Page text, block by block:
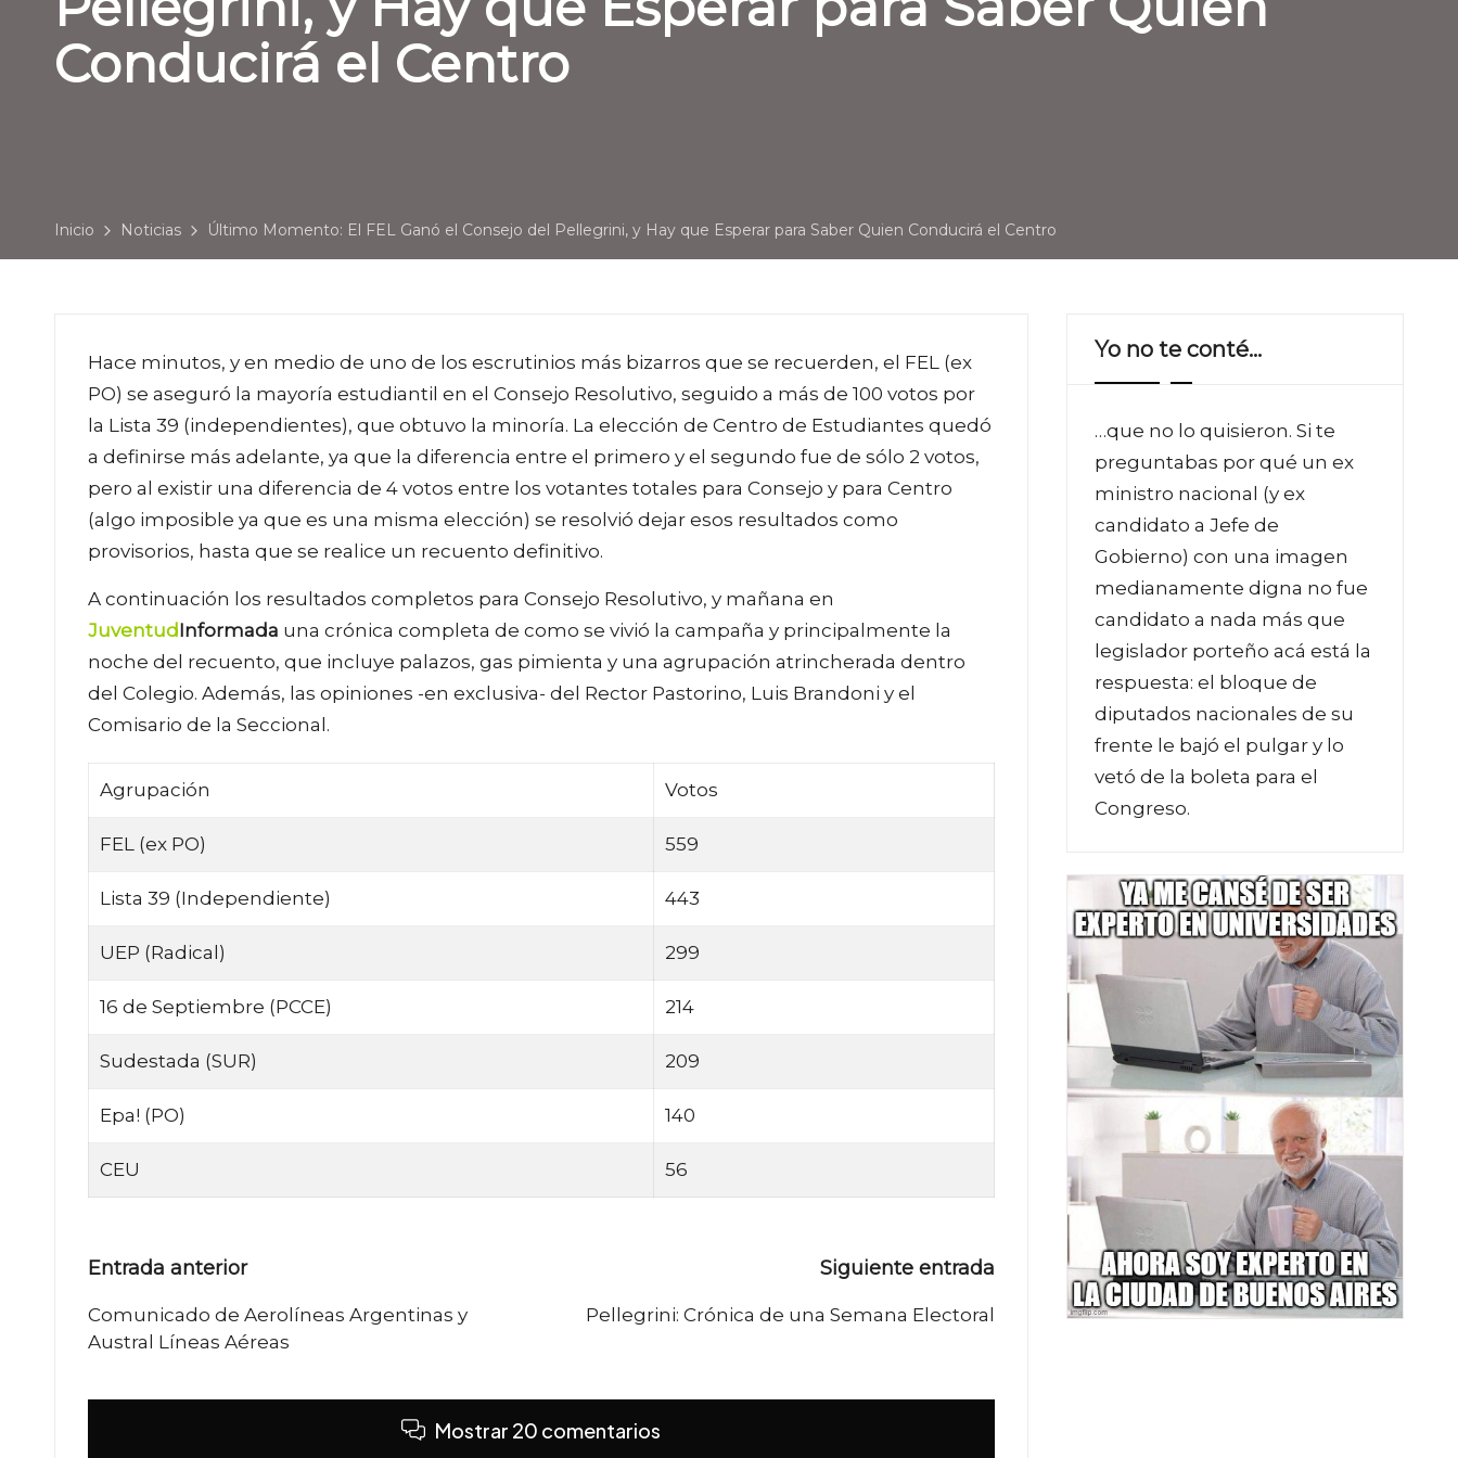
Conducirá el Centro
Inicio Noticias Último Momento: El FEL Ganó el Consejo del Pellegrini, y Hay que Esperar para Saber Quien Conducirá el Centro
Hace minutos, y en medio de uno de los escrutinios más bizarros que se recuerden, el FEL (ex
PO) se aseguró la mayoría estudiantil en el Consejo Resolutivo, seguido a más de 100 votos por
la Lista 39 (independientes), que obtuvo la minoría. La elección de Centro de Estudiantes quedó
a definirse más adelante, ya que la diferencia entre el primero y el segundo fue de sólo 2 votos,
pero al existir una diferencia de 4 votos entre los votantes totales para Consejo y para Centro
(algo imposible ya que es una misma elección) se resolvió dejar esos resultados como
provisorios, hasta que se realice un recuento definitivo.
A continuación los resultados completos para Consejo Resolutivo, y mañana en
JuventudInformada una crónica completa de como se vivió la campaña y principalmente la
noche del recuento, que incluye palazos, gas pimienta y una agrupación atrincherada dentro
del Colegio. Además, las opiniones -en exclusiva- del Rector Pastorino, Luis Brandoni y el
Comisario de la Seccional.
Agrupación Votos
FEL (ex PO) 559
Lista 39 (Independiente) 443
UEP (Radical) 299
16 de Septiembre (PCCE) 214
Sudestada (SUR) 209
Epa! (PO) 140
CEU 56
Navegación
de
Entrada anterior
Comunicado de Aerolíneas Argentinas y
Austral Líneas Aéreas
Siguiente entrada
Pellegrini: Crónica de una Semana Electoral
Mostrar 20 comentarios
Yo no te conté…
…que no lo quisieron. Si te
preguntabas por qué un ex
ministro nacional (y ex
candidato a Jefe de
Gobierno) con una imagen
medianamente digna no fue
candidato a nada más que
legislador porteño acá está la
respuesta: el bloque de
diputados nacionales de su
frente le bajó el pulgar y lo
vetó de la boleta para el
Congreso.